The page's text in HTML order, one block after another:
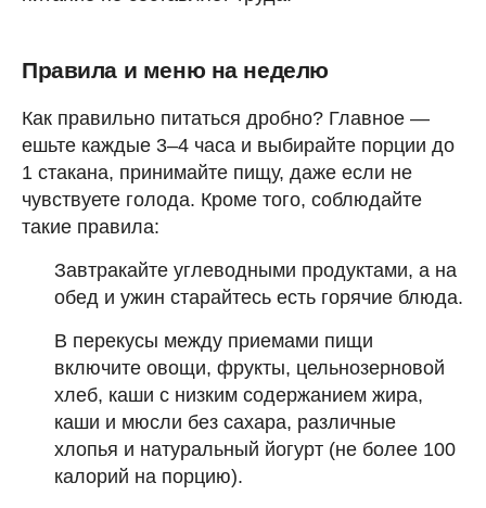
Правила и меню на неделю
Как правильно питаться дробно? Главное —
ешьте каждые 3–4 часа и выбирайте порции до
1 стакана, принимайте пищу, даже если не
чувствуете голода. Кроме того, соблюдайте
такие правила:
Завтракайте углеводными продуктами, а на
обед и ужин старайтесь есть горячие блюда.
В перекусы между приемами пищи
включите овощи, фрукты, цельнозерновой
хлеб, каши с низким содержанием жира,
каши и мюсли без сахара, различные
хлопья и натуральный йогурт (не более 100
калорий на порцию).